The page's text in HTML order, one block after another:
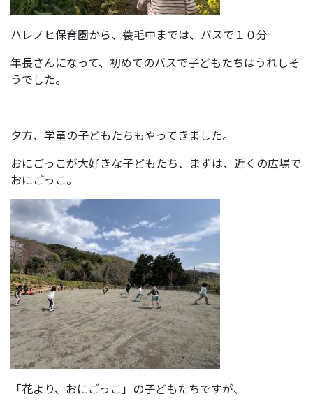
ハレノヒ保育園から、蓑毛中までは、バスで１０分
年長さんになって、初めてのバスで子どもたちはうれしそ
うでした。
夕方、学童の子どもたちもやってきました。
おにごっこが大好きな子どもたち、まずは、近くの広場で
おにごっこ。
「花より、おにごっこ」の子どもたちですが、